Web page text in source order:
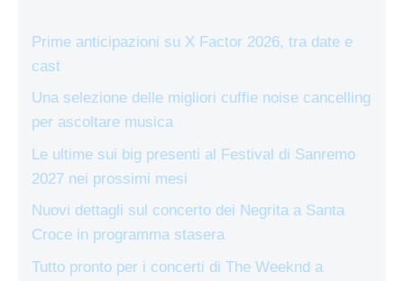
Prime anticipazioni su X Factor 2026, tra date e
cast
Una selezione delle migliori cuffie noise cancelling
per ascoltare musica
Le ultime sui big presenti al Festival di Sanremo
2027 nei prossimi mesi
Nuovi dettagli sul concerto dei Negrita a Santa
Croce in programma stasera
Tutto pronto per i concerti di The Weeknd a